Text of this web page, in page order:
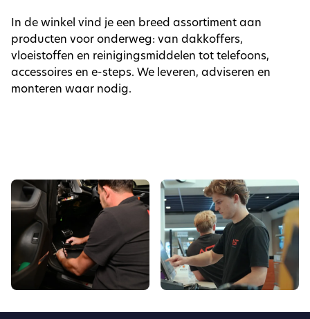
In de winkel vind je een breed assortiment aan
producten voor onderweg: van dakkoffers,
vloeistoffen en reinigingsmiddelen tot telefoons,
accessoires en e-steps. We leveren, adviseren en
monteren waar nodig.